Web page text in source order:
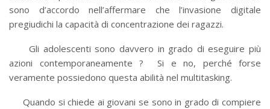
sono d’accordo nell’affermare che l’invasione digitale
pregiudichi la capacità di concentrazione dei ragazzi.
Gli adolescenti sono davvero in grado di eseguire più
azioni contemporaneamente ? Si e no, perché forse
veramente possiedono questa abilità nel multitasking.
Quando si chiede ai giovani se sono in grado di compiere